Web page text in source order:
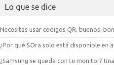
Lo que se dice
Necesitas usar codigos QR, buenos,
¿Por qué SOra solo está disponible en
¿Samsung se queda con tu monitor?